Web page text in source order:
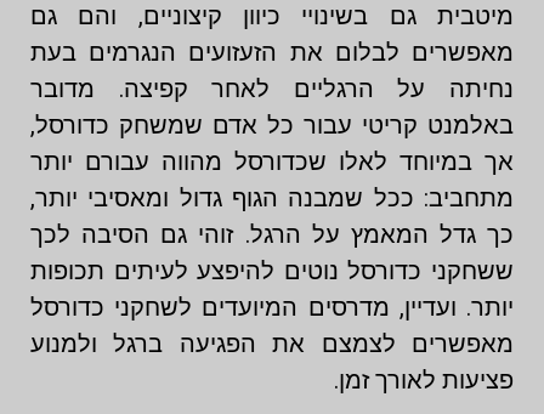
מיטבית גם בשינויי כיוון קיצוניים, והם גם
מאפשרים לבלום את הזעזועים הנגרמים בעת
נחיתה על הרגליים לאחר קפיצה. מדובר
באלמנט קריטי עבור כל אדם שמשחק כדורסל,
אך במיוחד לאלו שכדורסל מהווה עבורם יותר
מתחביב: ככל שמבנה הגוף גדול ומאסיבי יותר,
כך גדל המאמץ על הרגל. זוהי גם הסיבה לכך
ששחקני כדורסל נוטים להיפצע לעיתים תכופות
יותר. ועדיין, מדרסים המיועדים לשחקני כדורסל
מאפשרים לצמצם את הפגיעה ברגל ולמנוע
פציעות לאורך זמן.